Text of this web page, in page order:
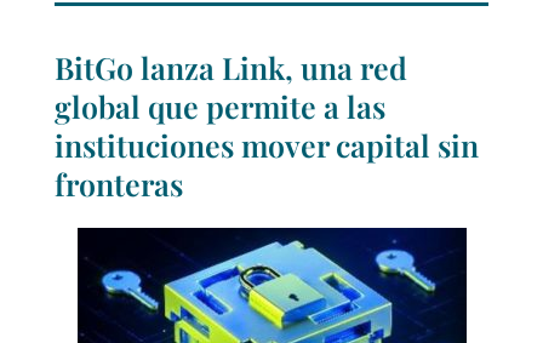
BitGo lanza Link, una red
global que permite a las
instituciones mover capital sin
fronteras